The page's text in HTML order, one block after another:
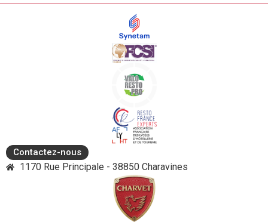
Contactez-nous
1170 Rue Principale - 38850 Charavines